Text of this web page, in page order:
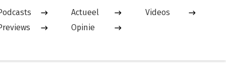
Actueel
Opinie
Videos